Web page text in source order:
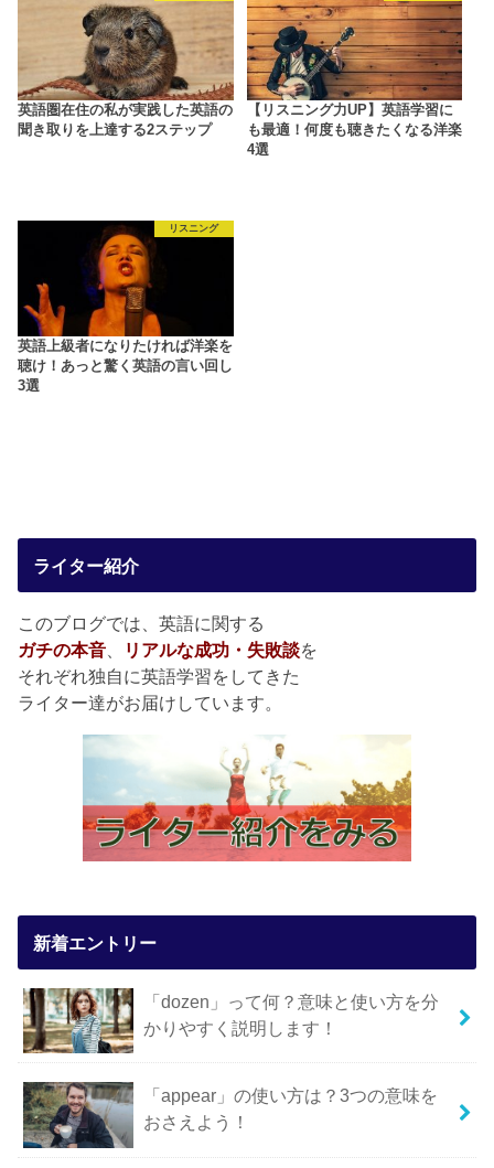
英語圏在住の私が実践した英語の
聞き取りを上達する2ステップ
【リスニング力UP】英語学習に
も最適！何度も聴きたくなる洋楽
4選
リスニング
英語上級者になりたければ洋楽を
聴け！あっと驚く英語の言い回し
3選
ライター紹介
このブログでは、英語に関する
ガチの本音
リアルな成功・失敗談を
それぞれ独自に英語学習をしてきた
ライター達がお届けしています。
新着エントリー
「dozen」って何？意味と使い方を分
かりやすく説明します！
「appear」の使い方は？3つの意味を
おさえよう！